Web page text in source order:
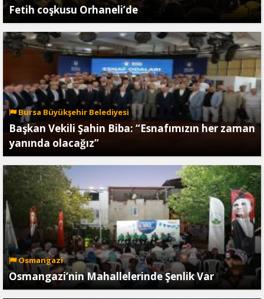
Fetih coşkusu Orhaneli’de
Bursa Büyükşehir Belediyesi
Başkan Vekili Şahin Biba: “Esnafımızın her zaman
yanında olacağız”
Osmangazi
Osmangazi’nin Mahallelerinde Şenlik Var